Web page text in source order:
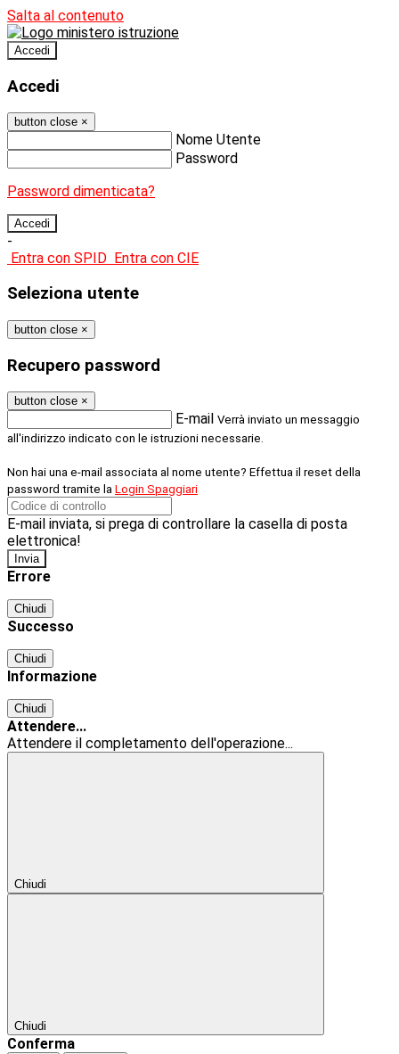
Salta al contenuto
Accedi
Accedi
button close ×
Nome Utente
Password
Password dimenticata?
-
Entra con SPID Entra con CIE
Seleziona utente
button close ×
Recupero password
button close ×
E-mail Verrà inviato un messaggio
all'indirizzo indicato con le istruzioni necessarie.
Non hai una e-mail associata al nome utente? Effettua il reset della
password tramite la Login Spaggiari
E-mail inviata, si prega di controllare la casella di posta
elettronica!
Errore
Chiudi
Successo
Chiudi
Informazione
Chiudi
Attendere...
Attendere il completamento dell'operazione...
Chiudi
Chiudi
Conferma